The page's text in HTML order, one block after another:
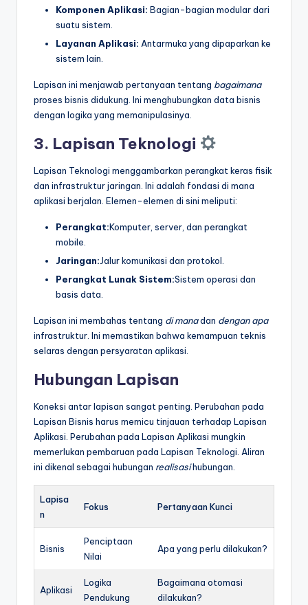
Komponen Aplikasi: Bagian-bagian modular dari
suatu sistem.
Layanan Aplikasi: Antarmuka yang dipaparkan ke
sistem lain.
Lapisan ini menjawab pertanyaan tentang bagaimana
proses bisnis didukung. Ini menghubungkan data bisnis
dengan logika yang memanipulasinya.
3. Lapisan Teknologi
Lapisan Teknologi menggambarkan perangkat keras fisik
dan infrastruktur jaringan. Ini adalah fondasi di mana
aplikasi berjalan. Elemen-elemen di sini meliputi:
Perangkat:Komputer, server, dan perangkat
mobile.
Jaringan:Jalur komunikasi dan protokol.
Perangkat Lunak Sistem:Sistem operasi dan
basis data.
Lapisan ini membahas tentang di manadan dengan apa
infrastruktur. Ini memastikan bahwa kemampuan teknis
selaras dengan persyaratan aplikasi.
Hubungan Lapisan
Koneksi antar lapisan sangat penting. Perubahan pada
Lapisan Bisnis harus memicu tinjauan terhadap Lapisan
Aplikasi. Perubahan pada Lapisan Aplikasi mungkin
memerlukan pembaruan pada Lapisan Teknologi. Aliran
ini dikenal sebagai hubungan realisasihubungan.
Lapisa
n
Fokus Pertanyaan Kunci
Bisnis
Penciptaan
Nilai
Apa yang perlu dilakukan?
Aplikasi
Logika
Pendukung
Bagaimana otomasi
dilakukan?